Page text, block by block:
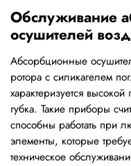
Обслуживание
осушителей
Абсорбционные
ротора с силикагелем
характеризуется
губка. Такие приборы
способны работать при
элементы, которые
техническое